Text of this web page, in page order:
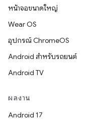
หน้าจอขนาดใหญ่
Wear OS
อุปกรณ์ ChromeOS
Android สำหรับรถยนต์
Android TV
ผลงาน
Android 17